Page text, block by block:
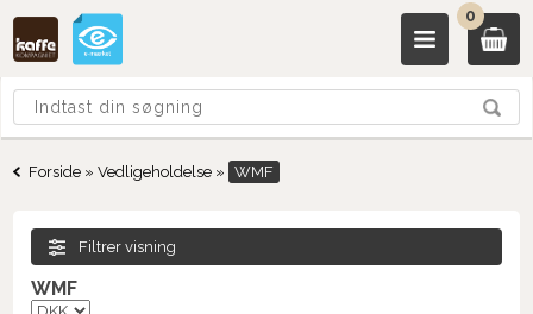
0
Forside »Vedligeholdelse » WMF
Filtrer visning
WMF